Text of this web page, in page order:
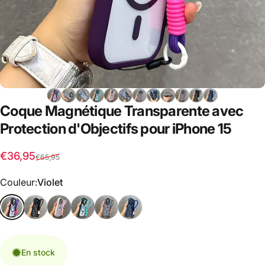
Coque MagnétiqueTransparenteavec
Protectiond'ObjectifspouriPhone15
Prix promotionnel
€36,95
Prix habituel
€65,95
Couleur
Couleur:Violet
En stock